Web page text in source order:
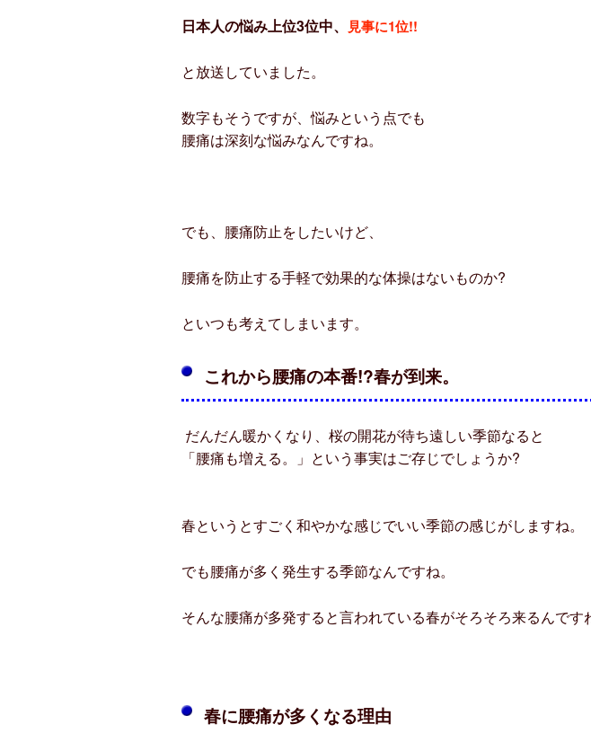
日本人の悩み上位3位中、 見事に1位!!
と放送していました。
数字もそうですが、悩みという点でも
腰痛は深刻な悩みなんですね。
でも、腰痛防止をしたいけど、
腰痛を防止する手軽で効果的な体操はないものか?
といつも考えてしまいます。
これから腰痛の本番!?春が到来。
だんだん暖かくなり、桜の開花が待ち遠しい季節なると
「腰痛も増える。」という事実はご存じでしょうか?
春というとすごく和やかな感じでいい季節の感じがしますね。
でも腰痛が多く発生する季節なんですね。
そんな腰痛が多発すると言われている春がそろそろ来るんです
春に腰痛が多くなる理由